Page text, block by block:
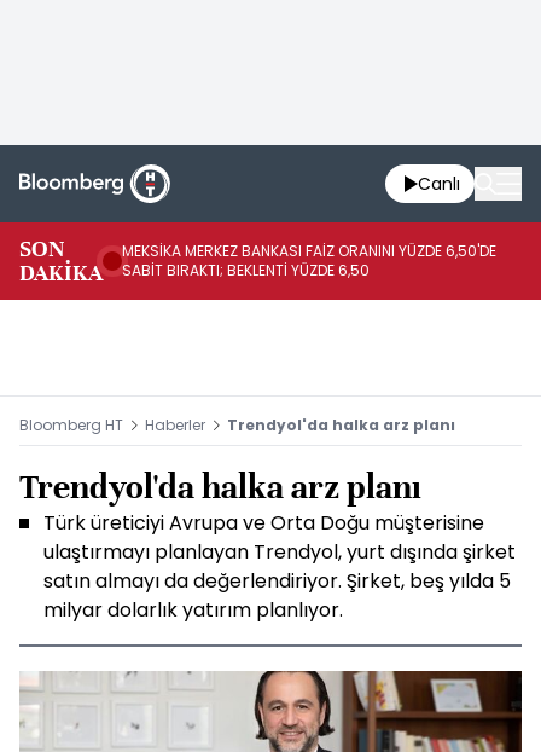
Canlı
SON
DAKİKA
MEKSİKA MERKEZ BANKASI FAİZ ORANINI YÜZDE 6,50'DE
SABİT BIRAKTI; BEKLENTİ YÜZDE 6,50
Bloomberg HT Haberler Trendyol'da halka arz planı
Trendyol'da halka arz planı
Türk üreticiyi Avrupa ve Orta Doğu müşterisine
ulaştırmayı planlayan Trendyol, yurt dışında şirket
satın almayı da değerlendiriyor. Şirket, beş yılda 5
milyar dolarlık yatırım planlıyor.